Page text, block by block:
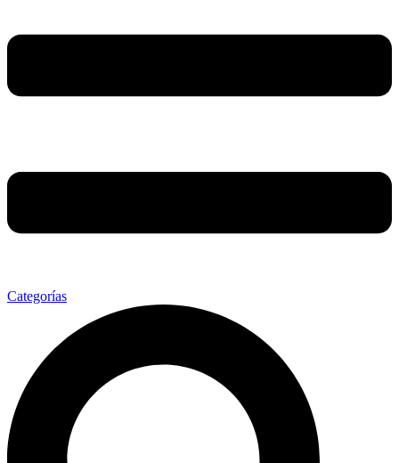
Categorías